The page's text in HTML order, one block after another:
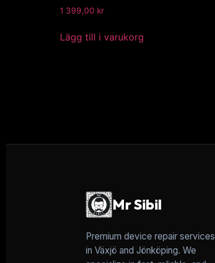
1 399,00 kr
Lägg till i varukorg
Mr Sibil
Premium device repair services
in Växjö and Jönköping. We